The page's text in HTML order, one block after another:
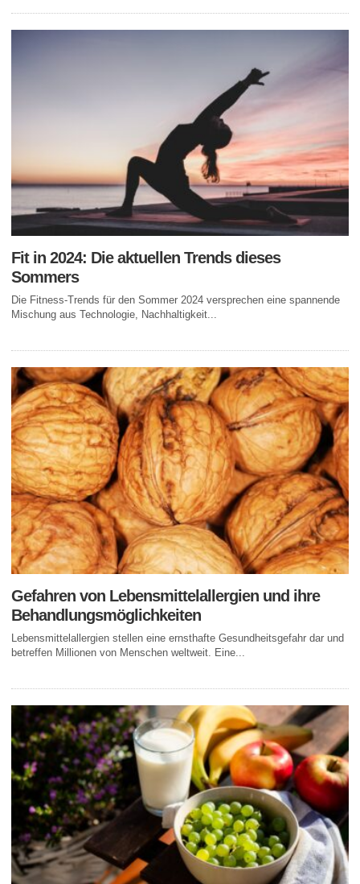
Fit in 2024: Die aktuellen Trends dieses
Sommers
Die Fitness-Trends für den Sommer 2024 versprechen eine spannende
Mischung aus Technologie, Nachhaltigkeit...
Gefahren von Lebensmittelallergien und ihre
Behandlungsmöglichkeiten
Lebensmittelallergien stellen eine ernsthafte Gesundheitsgefahr dar und
betreffen Millionen von Menschen weltweit. Eine...